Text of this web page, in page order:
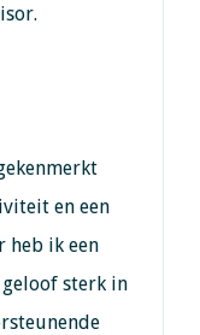
en een
heb ik een
sterk in